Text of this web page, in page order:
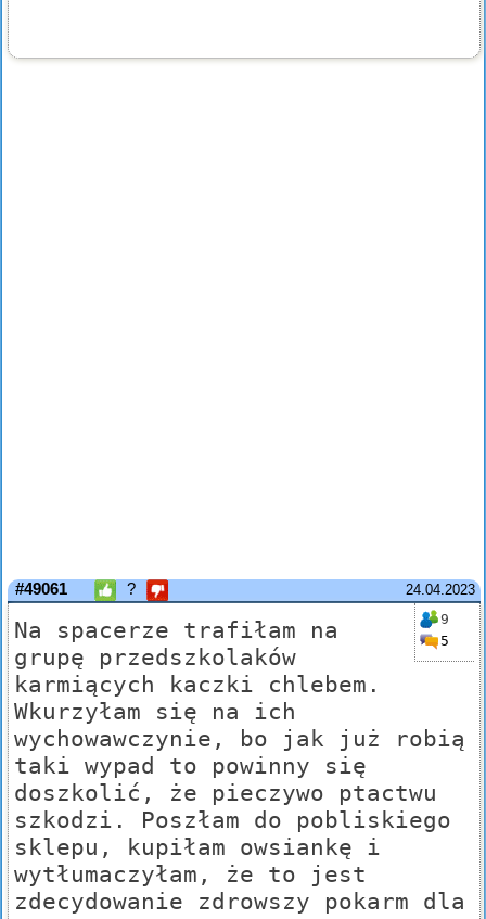
24.04.2023
#49061 ?
9
5
Na spacerze trafiłam na
grupę przedszkolaków
karmiących kaczki chlebem.
Wkurzyłam się na ich
wychowawczynie, bo jak już robią
taki wypad to powinny się
doszkolić, że pieczywo ptactwu
szkodzi. Poszłam do pobliskiego
sklepu, kupiłam owsiankę i
wytłumaczyłam, że to jest
zdecydowanie zdrowszy pokarm dla